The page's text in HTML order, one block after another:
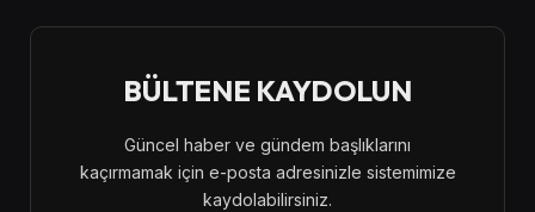
BÜLTENE KAYDOLUN
Güncel haber ve gündem başlıklarını
kaçırmamak için e-posta adresinizle sistemimize
kaydolabilirsiniz.